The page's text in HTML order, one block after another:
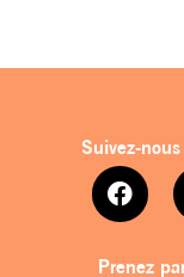
Suivez-
Prenez